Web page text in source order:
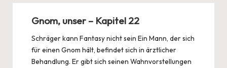
Gnom, unser – Kapitel 22
Schräger kann Fantasy nicht sein Ein Mann, der sich
für einen Gnom hält, befindet sich in ärztlicher
Behandlung. Er gibt sich seinen Wahnvorstellungen